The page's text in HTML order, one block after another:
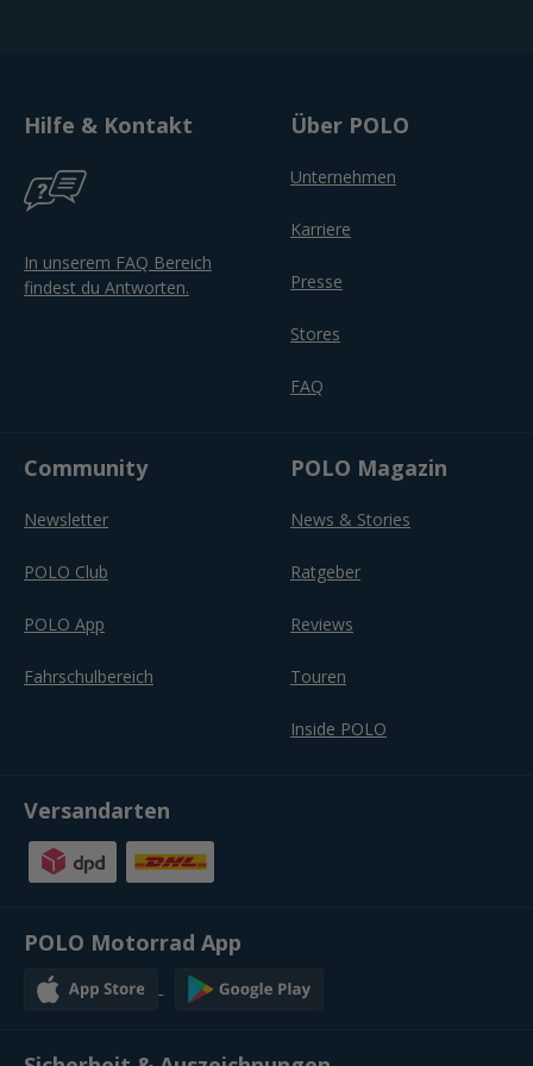
Hilfe & Kontakt
In unserem FAQ Bereich
findest du Antworten.
Über POLO
Unternehmen
Karriere
Presse
Stores
FAQ
Community
Newsletter
POLO Club
POLO App
Fahrschulbereich
POLO Magazin
News & Stories
Ratgeber
Reviews
Touren
Inside POLO
Versandarten
POLO Motorrad App